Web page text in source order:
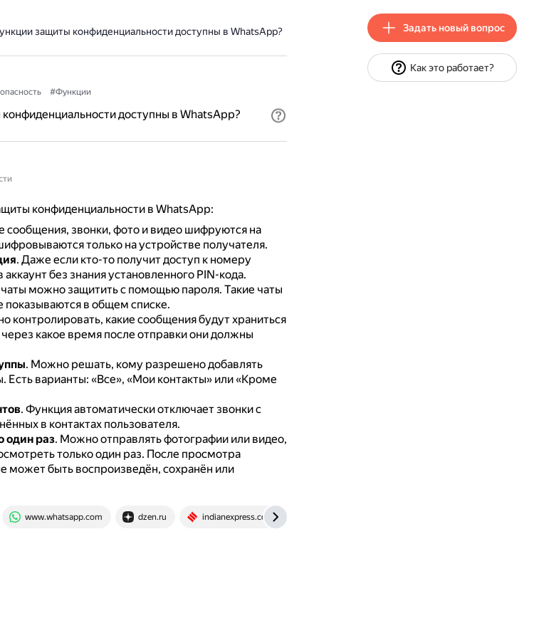
защиты конфиденциальности доступны в WhatsApp?
#Функции
доступны в WhatsApp?
конфиденциальности в WhatsApp:
сообщения, звонки, фото и видео шифруются на
только на устройстве получателя.
. Даже если кто-то получит доступ к номеру
без знания установленного PIN-кода.
можно защитить с помощью пароля. Такие чаты
показываются в общем списке.
контролировать, какие сообщения будут храниться
какое время после отправки они должны
. Можно решать, кому разрешено добавлять
Есть варианты: «Все», «Мои контакты» или «Кроме
. Функция автоматически отключает звонки с
в контактах пользователя.
один раз. Можно отправлять фотографии или видео,
только один раз. После просмотра
может быть воспроизведён, сохранён или
www.whatsapp.com dzen.ru indianexpress.com
Задать новый вопрос
Как это работает?